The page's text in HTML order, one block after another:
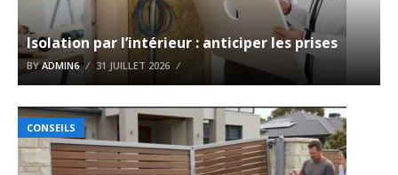
Isolation par l’intérieur : anticiper les prises
BYADMIN6 31 JUILLET 2026
CONSEILS